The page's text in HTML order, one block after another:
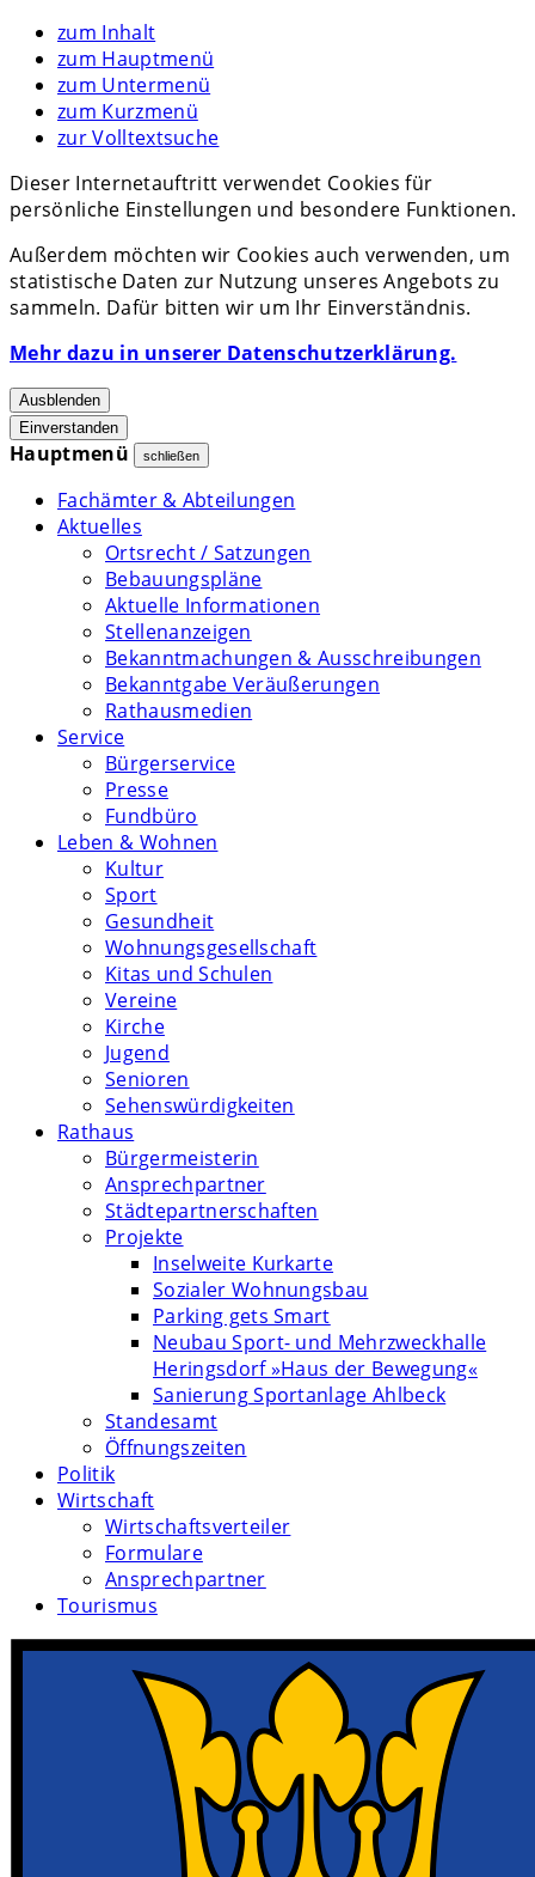
zum Inhalt
zum Hauptmenü
zum Untermenü
zum Kurzmenü
zur Volltextsuche
Dieser Internetauftritt verwendet Cookies für
persönliche Einstellungen und besondere Funktionen.
Außerdem möchten wir Cookies auch verwenden, um
statistische Daten zur Nutzung unseres Angebots zu
sammeln. Dafür bitten wir um Ihr Einverständnis.
Mehr dazu in unserer Datenschutzerklärung.
Ausblenden
Einverstanden
Hauptmenü schließen
Fachämter & Abteilungen
Aktuelles
Ortsrecht / Satzungen
Bebauungspläne
Aktuelle Informationen
Stellenanzeigen
Bekanntmachungen & Ausschreibungen
Bekanntgabe Veräußerungen
Rathausmedien
Service
Bürgerservice
Presse
Fundbüro
Leben & Wohnen
Kultur
Sport
Gesundheit
Wohnungsgesellschaft
Kitas und Schulen
Vereine
Kirche
Jugend
Senioren
Sehenswürdigkeiten
Rathaus
Bürgermeisterin
Ansprechpartner
Städtepartnerschaften
Projekte
Inselweite Kurkarte
Sozialer Wohnungsbau
Parking gets Smart
Neubau Sport- und Mehrzweckhalle
Heringsdorf »Haus der Bewegung«
Sanierung Sportanlage Ahlbeck
Standesamt
Öffnungszeiten
Politik
Wirtschaft
Wirtschaftsverteiler
Formulare
Ansprechpartner
Tourismus